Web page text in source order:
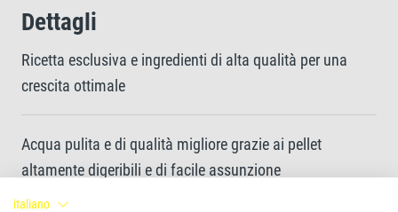
Dettagli
Ricetta esclusiva e ingredienti di alta qualità per una
crescita ottimale
Acqua pulita e di qualità migliore grazie ai pellet
altamente digeribili e di facile assunzione
italiano